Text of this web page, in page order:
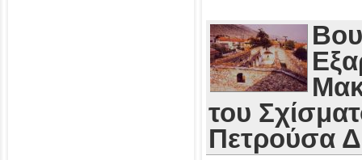
του
Πετρούσα